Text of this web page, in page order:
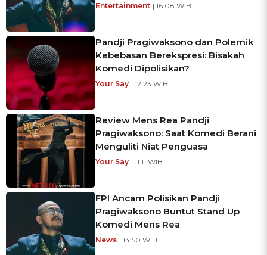
Entertainment | 16:08 WIB
Pandji Pragiwaksono dan Polemik
Kebebasan Berekspresi: Bisakah
Komedi Dipolisikan?
Your Say | 12:23 WIB
Review Mens Rea Pandji
Pragiwaksono: Saat Komedi Berani
Menguliti Niat Penguasa
Your Say | 11:11 WIB
FPI Ancam Polisikan Pandji
Pragiwaksono Buntut Stand Up
Komedi Mens Rea
News | 14:50 WIB